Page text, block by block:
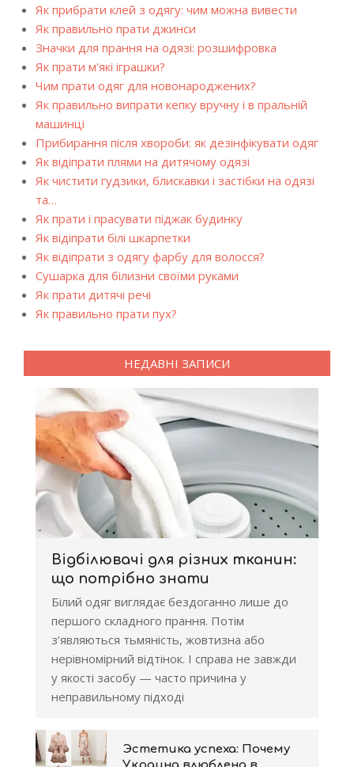
Як прибрати клей з одягу: чим можна вивести
Як правильно прати джинси
Значки для прання на одязі: розшифровка
Як прати м'які іграшки?
Чим прати одяг для новонароджених?
Як правильно випрати кепку вручну і в пральній
машинці
Прибирання після хвороби: як дезінфікувати одяг
Як відіпрати плями на дитячому одязі
Як чистити гудзики, блискавки і застібки на одязі
та…
Як прати і прасувати піджак будинку
Як відіпрати білі шкарпетки
Як відіпрати з одягу фарбу для волосся?
Сушарка для білизни своїми руками
Як прати дитячі речі
Як правильно прати пух?
НЕДАВНІ ЗАПИСИ
Відбілювачі для різних тканин:
що потрібно знати
Білий одяг виглядає бездоганно лише до
першого складного прання. Потім
з’являються тьмяність, жовтизна або
нерівномірний відтінок. І справа не завжди
у якості засобу — часто причина у
неправильному підході
Эстетика успеха: Почему